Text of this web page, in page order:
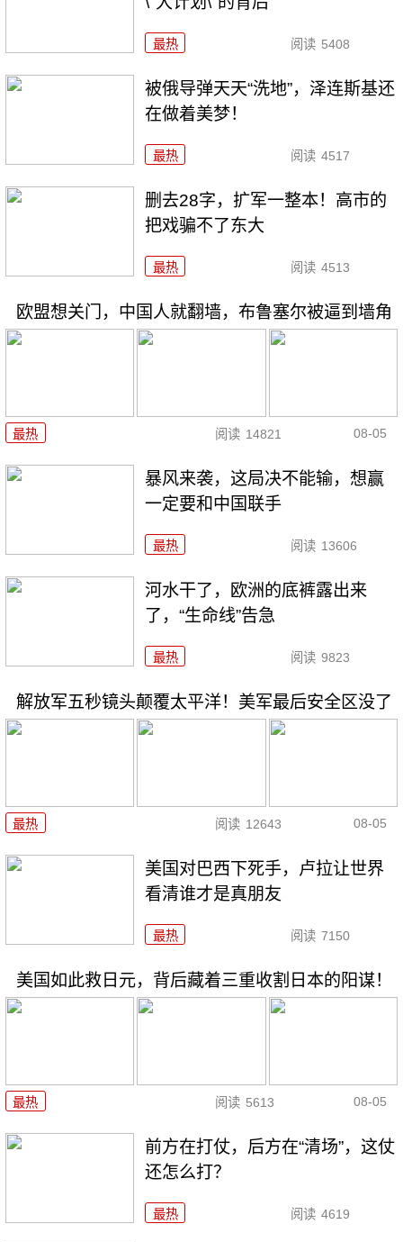
最热 阅读 5408
被俄导弹天天“洗地”，泽连斯基还
在做着美梦！
最热 阅读 4517
删去28字，扩军一整本！高市的
把戏骗不了东大
最热 阅读 4513
欧盟想关门，中国人就翻墙，布鲁塞尔被逼到墙角
最热 阅读 14821 08-05
暴风来袭，这局决不能输，想赢
一定要和中国联手
最热 阅读 13606
河水干了，欧洲的底裤露出来
了，“生命线”告急
最热 阅读 9823
解放军五秒镜头颠覆太平洋！美军最后安全区没了
最热 阅读 12643 08-05
美国对巴西下死手，卢拉让世界
看清谁才是真朋友
最热 阅读 7150
美国如此救日元，背后藏着三重收割日本的阳谋！
最热 阅读 5613 08-05
前方在打仗，后方在“清场”，这仗
还怎么打？
最热 阅读 4619